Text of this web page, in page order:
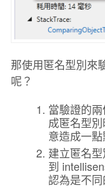
那使用匿名型別來
呢？
當驗證的
成匿名型
意造成一點
建立匿名
到
認為是不